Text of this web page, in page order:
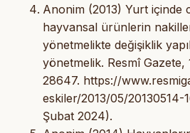
Anonim (2013) Yurt içinde
hayvansal ürünlerin
yönetmelikte değişiklik
yönetmelik. Resmî Gazete,
28647. https://
eskiler/2013/05/20130514-
Şubat 2024).